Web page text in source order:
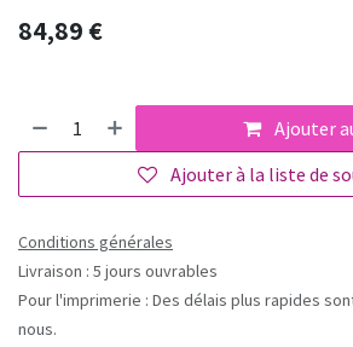
84,89€
Ajouter
Ajouter à la liste de
Conditions générales
Livraison : 5 jours ouvrables
Pour l'imprimerie : Des délais plus rapides
nous.